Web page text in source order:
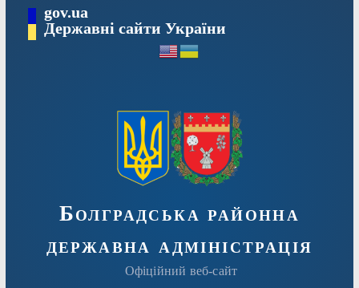
Перейтиgov.ua
Державні сайти України
Болградська районна
державна адміністрація
Офіційний веб-сайт